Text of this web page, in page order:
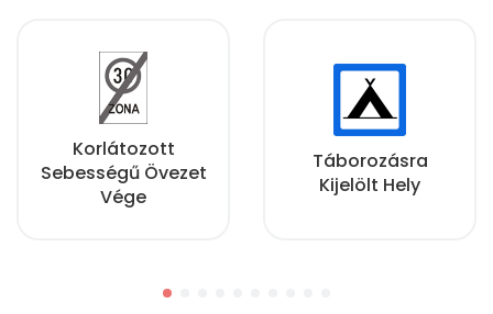
Korlátozott
Sebességű Övezet
Vége
Táborozásra
Kijelölt Hely